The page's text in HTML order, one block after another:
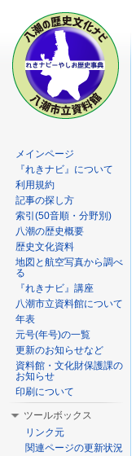
メインページ
『れきナビ』について
利用規約
記事の探し方
索引(50音順・分野別)
八潮の歴史概要
歴史文化資料
地図と航空写真から調べ
る
『れきナビ』講座
八潮市立資料館について
年表
元号(年号)の一覧
更新のお知らせなど
資料館・文化財保護課の
お知らせ
印刷について
ツールボックス
リンク元
関連ページの更新状況